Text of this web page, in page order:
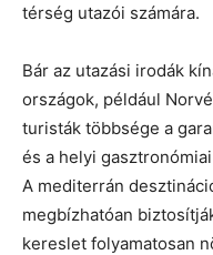
térség utazói számára.
Bár az utazási irodák
országok, például
turisták többsége a
és a helyi
A mediterrán
megbízhatóan
kereslet folyamatosan